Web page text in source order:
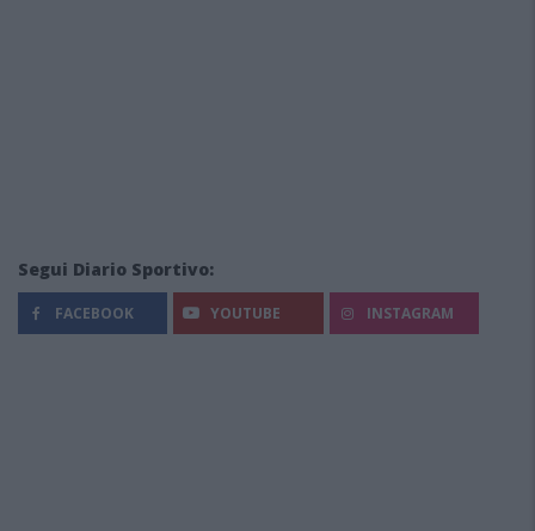
Segui Diario Sportivo:
FACEBOOK YOUTUBE INSTAGRAM